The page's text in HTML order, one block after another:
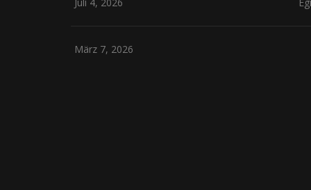
März 7, 2026